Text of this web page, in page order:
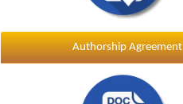
Authorship Agreement